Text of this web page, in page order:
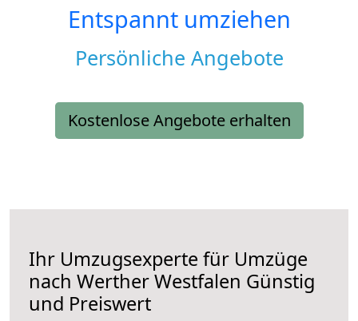
Entspannt umziehen
Persönliche Angebote
Kostenlose Angebote erhalten
Ihr Umzugsexperte für Umzüge
nach Werther Westfalen Günstig
und Preiswert